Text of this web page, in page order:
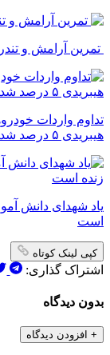
تمرین آرامش و
تداوم واردات
هیبریدی ۵ درصد شد
یاد شهدای دانش
است
کپی لینک کوتاه
اشتراک گذاری:
بدون دیدگاه
+ افزودن دیدگاه